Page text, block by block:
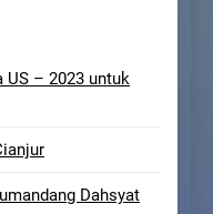
US – 2023 untuk
Dahsyat